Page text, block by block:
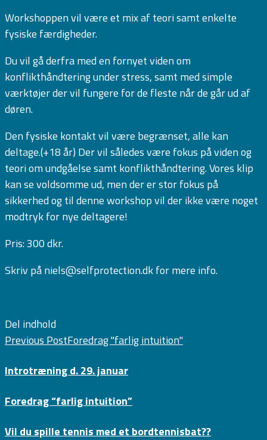
Workshoppen vil være et mix af teori samt enkelte
fysiske færdigheder.
Du vil gå derfra med en fornyet viden om
konflikthåndtering under stress, samt med simple
værktøjer der vil fungere for de fleste når de går ud af
døren.
Den fysiske kontakt vil være begrænset, alle kan
deltage.(+18 år) Der vil således være fokus på viden og
teori om undgåelse samt konflikthåndtering. Vores klip
kan se voldsomme ud, men der er stor fokus på
sikkerhed og til denne workshop vil der ikke være noget
modtryk for nye deltagere!
Pris: 300 dkr.
Skriv på niels@selfprotection.dk for mere info.
Del indhold
Previous PostForedrag "farlig intuition"
Introtræning d. 29. januar
Foredrag “farlig intuition”
Vil du spille tennis med et bordtennisbat??